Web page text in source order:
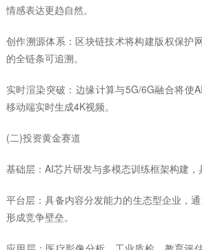
情感表达更趋自然。
创作溯源体系：区块链技术将构建版权保护
的全链条可追溯。
实时渲染突破：边缘计算与5G/6G融合将使
移动端实时生成4K视频。
(二)投资黄金赛道
基础层：AI芯片研发与多模态训练框架构建，
平台层：具备内容分发能力的生态型企业，
形成竞争壁垒。